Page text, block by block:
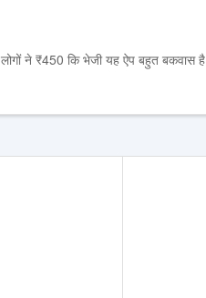
ने ₹450 कि भेजी यह ऐप बहुत बकवास है